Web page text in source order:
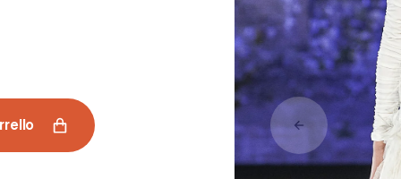
Tile Gioielli
Tommasine